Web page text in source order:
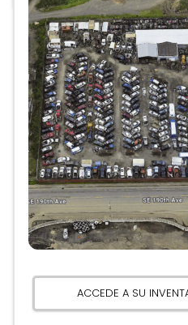
ACCEDE A SU